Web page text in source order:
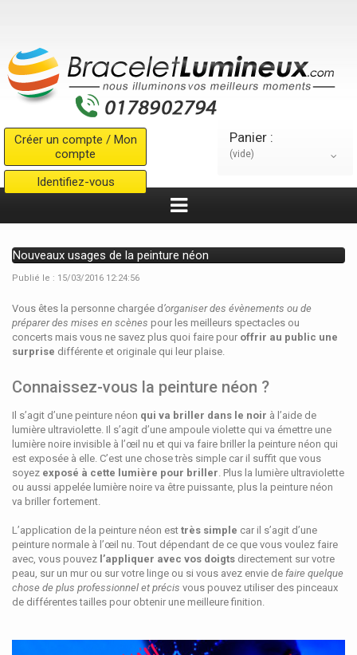
Créer un compte / Mon
compte
Identifiez-vous
Panier :
(vide)
Nouveaux usages de la peinture néon
Publié le : 15/03/2016 12:24:56
Vous êtes la personne chargée d ’organiser des évènements ou de
préparer des mises en scènes pour les meilleurs spectacles ou
concerts mais vous ne savez plus quoi faire pour offrir au public une
surprise différente et originale qui leur plaise.
Connaissez-vous la peinture néon ?
Il s’agit d’une peinture néon qui va briller dans le noir à l’aide de
lumière ultraviolette. Il s’agit d’une ampoule violette qui va émettre une
lumière noire invisible à l’œil nu et qui va faire briller la peinture néon qui
est exposée à elle. C’est une chose très simple car il suffit que vous
soyez exposé à cette lumière pour briller. Plus la lumière ultraviolette
ou aussi appelée lumière noire va être puissante, plus la peinture néon
va briller fortement.
L’application de la peinture néon est très simple car il s’agit d’une
peinture normale à l’œil nu. Tout dépendant de ce que vous voulez faire
avec, vous pouvez l’appliquer avec vos doigts directement sur votre
peau, sur un mur ou sur votre linge ou si vous avez envie de faire quelque
chose de plus professionnel et précis vous pouvez utiliser des pinceaux
de différentes tailles pour obtenir une meilleure finition.